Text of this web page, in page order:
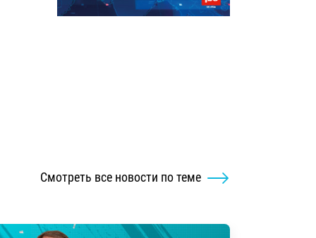
Смотреть все новости по теме